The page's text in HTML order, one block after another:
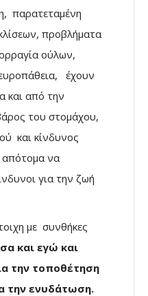
παρατεταμένη
προβλήματα
ούλων,
έχουν
και από την
του στομάχου,
και κίνδυνος
να
για την ζωή
με συνθήκες
και εγώ και
την τοποθέτηση
την ενυδάτωση.